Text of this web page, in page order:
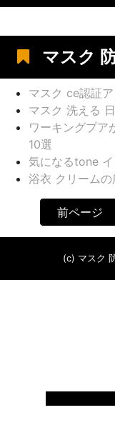
マスク
マスク ce認証
マスク 洗える
ワーキングプア
10選
気になるtone
浴衣 クリームの
前ページ
(c) マスク